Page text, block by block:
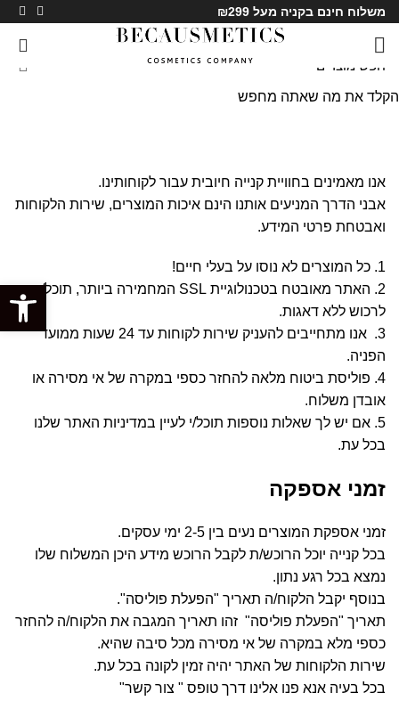
משלוח חינם בקניה מעל ₪299
אנו מאמינים בחוויית קנייה חיובית עבור לקוחותינו.
אבני הדרך המניעים אותנו הינם איכות המוצרים, שירות הלקוחות
ואבטחת פרטי המידע.
1. כל המוצרים לא נוסו על בעלי חיים!
2. האתר מאובטח בטכנולוגיית SSL המחמירה ביותר, תוכל/י
לרכוש ללא דאגות.
3. אנו מתחייבים להעניק שירות לקוחות עד 24 שעות ממועד
הפניה.
4. פוליסת ביטוח מלאה להחזר כספי במקרה של אי מסירה או
אובדן משלוח.
5. אם יש לך שאלות נוספות תוכל/י לעיין במדיניות האתר שלנו
בכל עת.
זמני אספקה
זמני אספקת המוצרים נעים בין 2-5 ימי עסקים.
בכל קנייה יוכל הרוכש/ת לקבל הרוכש מידע היכן המשלוח שלו
נמצא בכל רגע נתון.
בנוסף יקבל הלקוח/ה תאריך "הפעלת פוליסה".
תאריך "הפעלת פוליסה" זהו תאריך המגבה את הלקוח/ה להחזר
כספי מלא במקרה של אי מסירה מכל סיבה שהיא.
שירות הלקוחות של האתר יהיה זמין לקונה בכל עת.
בכל בעיה אנא פנו אלינו דרך טופס " צור קשר"
הקלד את מה שאתה מחפש
פתח